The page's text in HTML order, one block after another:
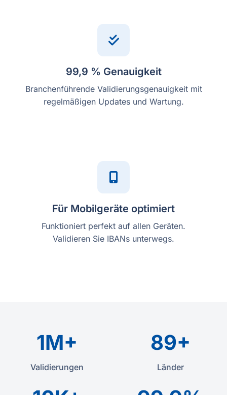
99,9 % Genauigkeit
Branchenführende Validierungsgenauigkeit mit
regelmäßigen Updates und Wartung.
Für Mobilgeräte optimiert
Funktioniert perfekt auf allen Geräten.
Validieren Sie IBANs unterwegs.
1M+
Validierungen
89+
Länder